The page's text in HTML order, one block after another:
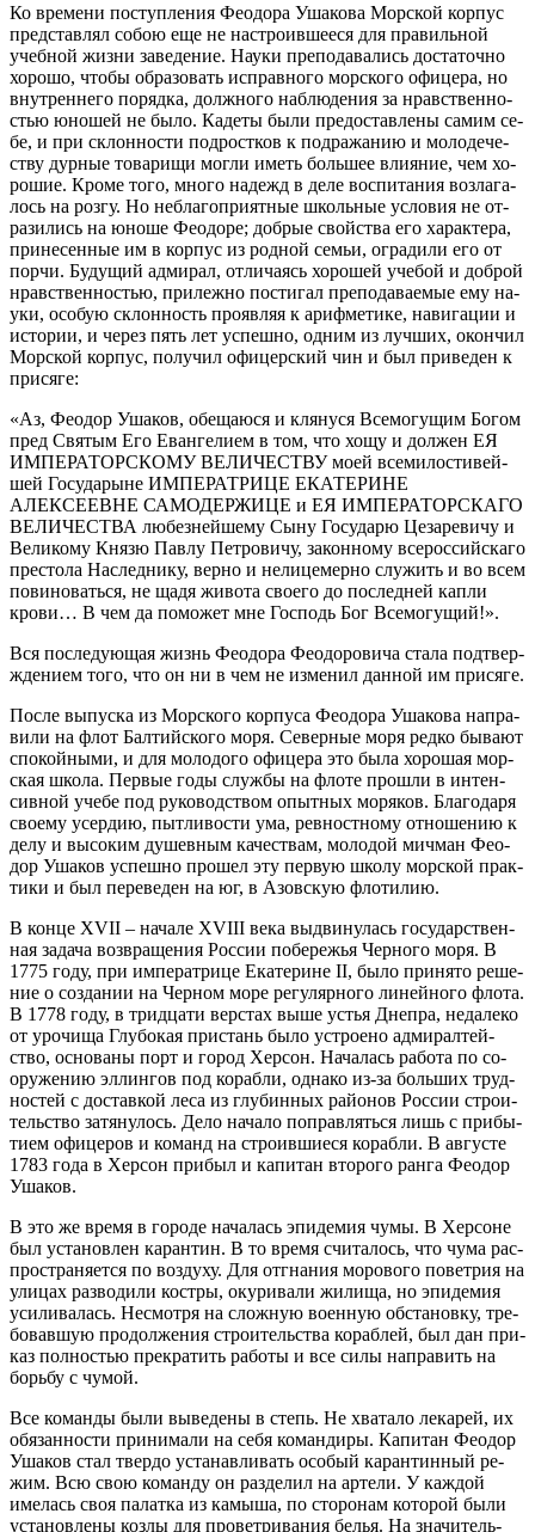
Ко вре­ме­ни по­ступ­ле­ния Фе­о­до­ра Уша­ко­ва Мор­ской кор­пус
пред­став­лял со­бою еще не на­стро­ив­ше­е­ся для пра­виль­ной
учеб­ной жиз­ни за­ве­де­ние. На­у­ки пре­по­да­ва­лись до­ста­точ­но
хо­ро­шо, чтобы об­ра­зо­вать ис­прав­но­го мор­ско­го офи­це­ра, но
внут­рен­не­го по­ряд­ка, долж­но­го на­блю­де­ния за нрав­ствен­но­
стью юно­шей не бы­ло. Ка­де­ты бы­ли предо­став­ле­ны са­мим се­
бе, и при склон­но­сти под­рост­ков к под­ра­жа­нию и мо­ло­де­че­
ству дур­ные то­ва­ри­щи мог­ли иметь боль­шее вли­я­ние, чем хо­
ро­шие. Кро­ме то­го, мно­го на­дежд в де­ле вос­пи­та­ния воз­ла­га­
лось на роз­гу. Но небла­го­при­ят­ные школь­ные усло­вия не от­
ра­зи­лись на юно­ше Фе­о­до­ре; доб­рые свой­ства его ха­рак­те­ра,
при­не­сен­ные им в кор­пус из род­ной се­мьи, огра­ди­ли его от
пор­чи. Бу­ду­щий адми­рал, от­ли­ча­ясь хо­ро­шей уче­бой и доб­рой
нрав­ствен­но­стью, при­леж­но по­сти­гал пре­по­да­ва­е­мые ему на­
у­ки, осо­бую склон­ность про­яв­ляя к ариф­ме­ти­ке, на­ви­га­ции и
ис­то­рии, и через пять лет успеш­но, од­ним из луч­ших, окон­чил
Мор­ской кор­пус, по­лу­чил офи­цер­ский чин и был при­ве­ден к
при­ся­ге:
«Аз, Фе­о­дор Уша­ков, обе­ща­ю­ся и кля­ну­ся Все­мо­гу­щим Бо­гом
пред Свя­тым Его Еван­ге­ли­ем в том, что хо­щу и дол­жен ЕЯ
ИМПЕРАТОРСКОМУ ВЕЛИЧЕСТВУ мо­ей все­ми­ло­сти­вей­
шей Го­су­да­рыне ИМПЕРАТРИЦЕ ЕКАТЕРИНЕ
АЛЕКСЕЕВНЕ САМОДЕРЖИЦЕ и ЕЯ ИМПЕРАТОРСКАГО
ВЕЛИЧЕСТВА лю­без­ней­ше­му Сы­ну Го­су­да­рю Це­за­ре­ви­чу и
Ве­ли­ко­му Кня­зю Пав­лу Пет­ро­ви­чу, за­кон­но­му все­рос­сий­ска­го
пре­сто­ла На­след­ни­ку, вер­но и нели­це­мер­но слу­жить и во всем
по­ви­но­вать­ся, не ща­дя жи­во­та сво­е­го до по­след­ней кап­ли
кро­ви… В чем да по­мо­жет мне Гос­подь Бог Все­мо­гу­щий!».
Вся по­сле­ду­ю­щая жизнь Фе­о­до­ра Фе­о­до­ро­ви­ча ста­ла под­твер­
жде­ни­ем то­го, что он ни в чем не из­ме­нил дан­ной им при­ся­ге.
По­сле вы­пус­ка из Мор­ско­го кор­пу­са Фе­о­до­ра Уша­ко­ва на­пра­
ви­ли на флот Бал­тий­ско­го мо­ря. Се­вер­ные мо­ря ред­ко бы­ва­ют
спо­кой­ны­ми, и для мо­ло­до­го офи­це­ра это бы­ла хо­ро­шая мор­
ская шко­ла. Пер­вые го­ды служ­бы на фло­те про­шли в ин­тен­
сив­ной уче­бе под ру­ко­вод­ством опыт­ных мо­ря­ков. Бла­го­да­ря
сво­е­му усер­дию, пыт­ли­во­сти ума, рев­ност­но­му от­но­ше­нию к
де­лу и вы­со­ким ду­шев­ным ка­че­ствам, мо­ло­дой мич­ман Фе­о­
дор Уша­ков успеш­но про­шел эту первую шко­лу мор­ской прак­
ти­ки и был пе­ре­ве­ден на юг, в Азов­скую фло­ти­лию.
В кон­це ХVII – на­ча­ле ХVIII ве­ка вы­дви­ну­лась го­судар­ствен­
ная за­да­ча воз­вра­ще­ния Рос­сии по­бе­ре­жья Чер­но­го мо­ря. В
1775 го­ду, при им­пе­ра­три­це Ека­те­рине II, бы­ло при­ня­то ре­ше­
ние о со­зда­нии на Чер­ном мо­ре ре­гу­ляр­но­го ли­ней­но­го фло­та.
В 1778 го­ду, в трид­ца­ти вер­стах вы­ше устья Дне­пра, неда­ле­ко
от уро­чи­ща Глу­бо­кая при­стань бы­ло устро­е­но адми­рал­тей­
ство, ос­но­ва­ны порт и го­род Хер­сон. На­ча­лась ра­бо­та по со­
ору­же­нию эл­лин­гов под ко­раб­ли, од­на­ко из-за боль­ших труд­
но­стей с до­став­кой ле­са из глу­бин­ных рай­о­нов Рос­сии стро­и­
тель­ство за­тя­ну­лось. Де­ло на­ча­ло по­прав­лять­ся лишь с при­бы­
ти­ем офи­це­ров и ко­манд на стро­ив­ши­е­ся ко­раб­ли. В ав­гу­сте
1783 го­да в Хер­сон при­был и ка­пи­тан вто­ро­го ран­га Фе­о­дор
Уша­ков.
В это же вре­мя в го­ро­де на­ча­лась эпи­де­мия чу­мы. В Хер­соне
был уста­нов­лен ка­ран­тин. В то вре­мя счи­та­лось, что чу­ма рас­
про­стра­ня­ет­ся по воз­ду­ху. Для от­гна­ния мо­ро­во­го по­вет­рия на
ули­цах раз­во­ди­ли ко­ст­ры, оку­ри­ва­ли жи­ли­ща, но эпи­де­мия
уси­ли­ва­лась. Несмот­ря на слож­ную во­ен­ную об­ста­нов­ку, тре­
бо­вав­шую про­дол­же­ния стро­и­тель­ства ко­раб­лей, был дан при­
каз пол­но­стью пре­кра­тить ра­бо­ты и все си­лы на­пра­вить на
борь­бу с чу­мой.
Все ко­ман­ды бы­ли вы­ве­де­ны в степь. Не хва­та­ло ле­ка­рей, их
обя­зан­но­сти при­ни­ма­ли на се­бя ко­ман­ди­ры. Ка­пи­тан Фе­о­дор
Уша­ков стал твер­до уста­нав­ли­вать осо­бый ка­ран­тин­ный ре­
жим. Всю свою ко­ман­ду он раз­де­лил на ар­те­ли. У каж­дой
име­лась своя па­лат­ка из ка­мы­ша, по сто­ро­нам ко­то­рой бы­ли
уста­нов­ле­ны коз­лы для про­вет­ри­ва­ния бе­лья. На зна­чи­тель­